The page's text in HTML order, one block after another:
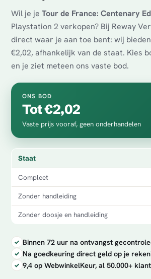
Wil je je Tour de France: Centenary
Playstation 2 verkopen? Bij Reway
direct waar je aan toe bent: wij
€2,02, afhankelijk van de staat. Kies
en je ziet meteen ons vaste bod.
ONS BOD
Tot €2,02
Vaste prijs vooraf, geen onderhandelen
Staat
Compleet
Zonder handleiding
Zonder doosje en handleiding
Binnen 72 uur na ontvangst
Na goedkeuring direct geld op je
9,4 op WebwinkelKeur, al 50.000+